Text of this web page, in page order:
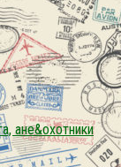
ане&охотники